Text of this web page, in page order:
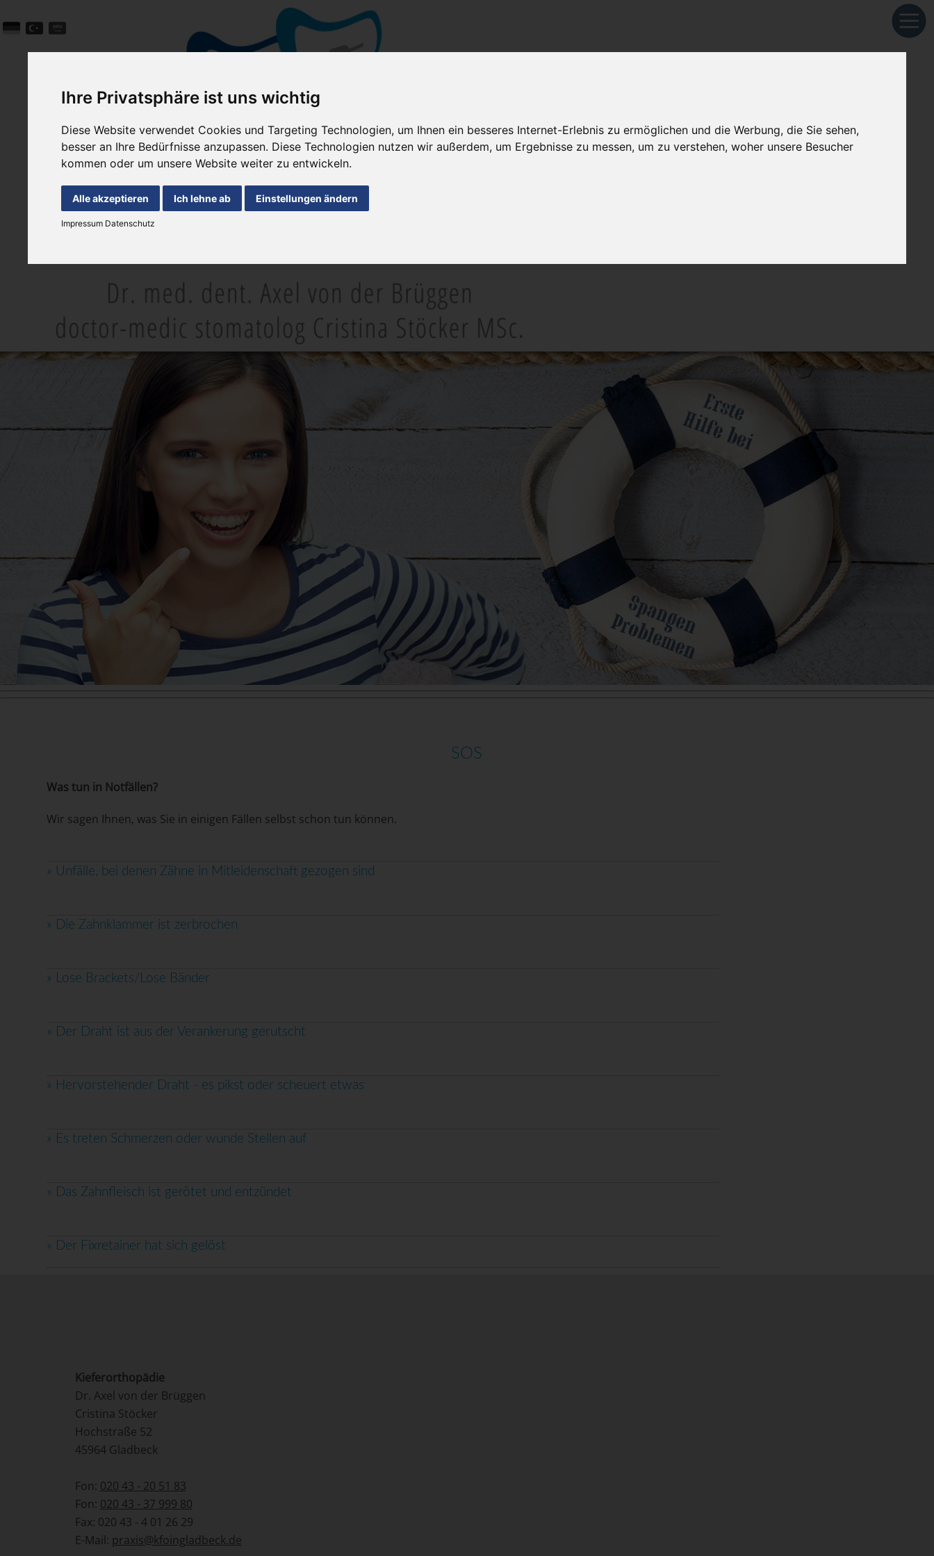
Ihre Privatsphäre ist uns wichtig
Diese Website verwendet Cookies und Targeting Technologien, um Ihnen ein besseres Internet-Erlebnis zu ermöglichen und die Werbung, die Sie sehen,
besser an Ihre Bedürfnisse anzupassen. Diese Technologien nutzen wir außerdem, um Ergebnisse zu messen, um zu verstehen, woher unsere Besucher
kommen oder um unsere Website weiter zu entwickeln.
Alle akzeptieren Ich lehne ab Einstellungen ändern
Impressum Datenschutz
SOS
Was tun in Notfällen?
Wir sagen Ihnen, was Sie in einigen Fällen selbst schon tun können.
» Unfälle, bei denen Zähne in Mitleidenschaft gezogen sind
» Die Zahnklammer ist zerbrochen
» Lose Brackets/Lose Bänder
» Der Draht ist aus der Verankerung gerutscht
» Hervorstehender Draht - es pikst oder scheuert etwas
» Es treten Schmerzen oder wunde Stellen auf
» Das Zahnfleisch ist gerötet und entzündet
» Der Fixretainer hat sich gelöst
Kieferorthopädie
Dr. Axel von der Brüggen
Cristina Stöcker
Hochstraße 52
45964 Gladbeck
Fon: 020 43 - 20 51 83
Fon: 020 43 - 37 999 80
Fax: 020 43 - 4 01 26 29
E-Mail: praxis@kfoingladbeck.de